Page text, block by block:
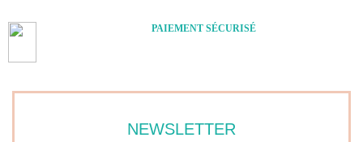
NEWSLETTER
PAIEMENT SÉCURISÉ